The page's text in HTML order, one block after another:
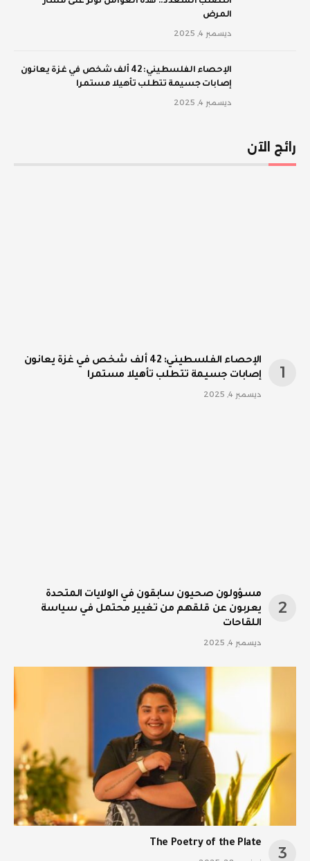
المرض
ديسمبر 4, 2025
الإحصاء الفلسطيني: 42 ألف شخص في غزة يعانون
إصابات جسيمة تتطلب تأهيلا مستمرا
ديسمبر 4, 2025
رائج الآن
الإحصاء الفلسطيني: 42 ألف شخص في غزة يعانون
إصابات جسيمة تتطلب تأهيلا مستمرا
ديسمبر 4, 2025
مسؤولون صحيون سابقون في الولايات المتحدة
يعربون عن قلقهم من تغيير محتمل في سياسة
اللقاحات
ديسمبر 4, 2025
The Poetry of the Plate